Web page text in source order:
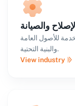
الإصلاح والصيانة
للأصول العامة
والبنية التحتية.
View industry